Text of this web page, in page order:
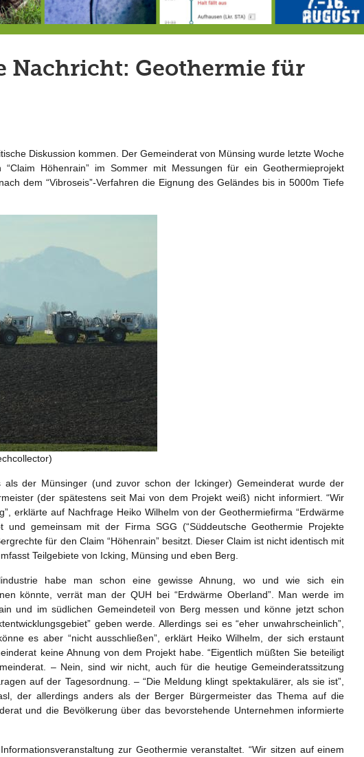
Nachricht: Geothermie für
Diskussion kommen. Der Gemeinderat von Münsing wurde letzte Woche
Höhenrain” im Sommer mit Messungen für ein Geothermieprojekt
dem “Vibroseis”-Verfahren die Eignung des Geländes bis in 5000m Tiefe
der Münsinger (und zuvor schon der Ickinger) Gemeinderat wurde der
(der spätestens seit Mai von dem Projekt weiß) nicht informiert. “Wir
erklärte auf Nachfrage Heiko Wilhelm von der Geothermiefirma “Erdwärme
und gemeinsam mit der Firma SGG (“Süddeutsche Geothermie Projekte
für den Claim “Höhenrain” besitzt. Dieser Claim ist nicht identisch mit
Teilgebiete von Icking, Münsing und eben Berg.
habe man schon eine gewisse Ahnung, wo und wie sich ein
könnte, verrät man der QUH bei “Erdwärme Oberland”. Man werde im
und im südlichen Gemeindeteil von Berg messen und könne jetzt schon
geben werde. Allerdings sei es “eher unwahrscheinlich”,
es aber “nicht ausschließen”, erklärt Heiko Wilhelm, der sich erstaunt
keine Ahnung von dem Projekt habe. “Eigentlich müßten Sie beteiligt
– Nein, sind wir nicht, auch für die heutige Gemeinderatssitzung
auf der Tagesordnung. – “Die Meldung klingt spektakulärer, als sie ist”,
der allerdings anders als der Berger Bürgermeister das Thema auf die
und die Bevölkerung über das bevorstehende Unternehmen informierte
zur Geothermie veranstaltet. “Wir sitzen auf einem